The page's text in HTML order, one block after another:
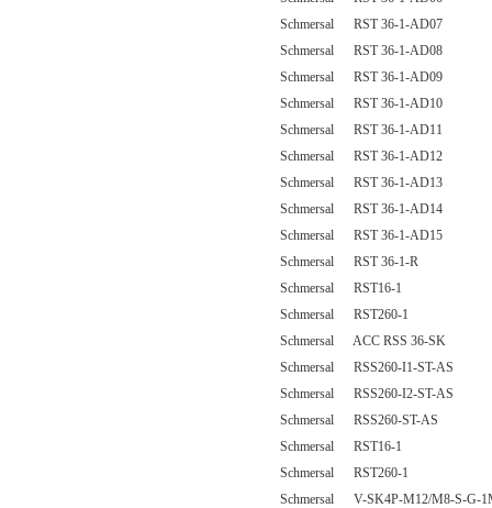
Schmersal RST 36-1-AD07
Schmersal RST 36-1-AD08
Schmersal RST 36-1-AD09
Schmersal RST 36-1-AD10
Schmersal RST 36-1-AD11
Schmersal RST 36-1-AD12
Schmersal RST 36-1-AD13
Schmersal RST 36-1-AD14
Schmersal RST 36-1-AD15
Schmersal RST 36-1-R
Schmersal RST16-1
Schmersal RST260-1
Schmersal ACC RSS 36-SK
Schmersal RSS260-I1-ST-AS
Schmersal RSS260-I2-ST-AS
Schmersal RSS260-ST-AS
Schmersal RST16-1
Schmersal RST260-1
Schmersal V-SK4P-M12/M8-S-G-